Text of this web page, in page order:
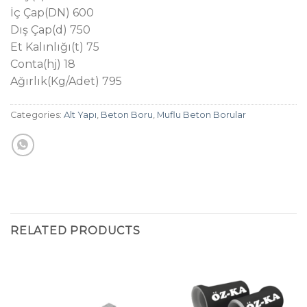
İç Çap(DN) 600
Dış Çap(d) 750
Et Kalınlığı(t) 75
Conta(hj) 18
Ağırlık(Kg/Adet) 795
Categories: Alt Yapı Beton Boru Muflu Beton Borular
RELATED PRODUCTS